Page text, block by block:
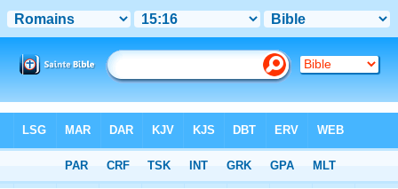
Chapitre 15 > Verset 16